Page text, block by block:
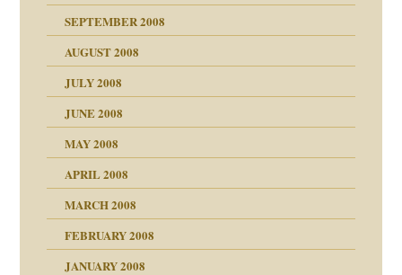
SEPTEMBER 2008
AUGUST 2008
JULY 2008
Juni 2008
JUNE 2008
MAY 2008
APRIL 2008
MARCH 2008
FEBRUARY 2008
JANUARY 2008